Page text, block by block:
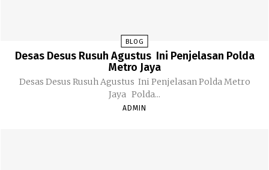
BLOG
Desas Desus Rusuh Agustus Ini Penjelasan Polda
Metro Jaya
Desas Desus Rusuh Agustus Ini Penjelasan Polda Metro
Jaya Polda...
ADMIN